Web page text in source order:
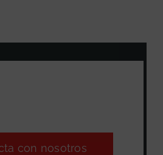
con nosotros